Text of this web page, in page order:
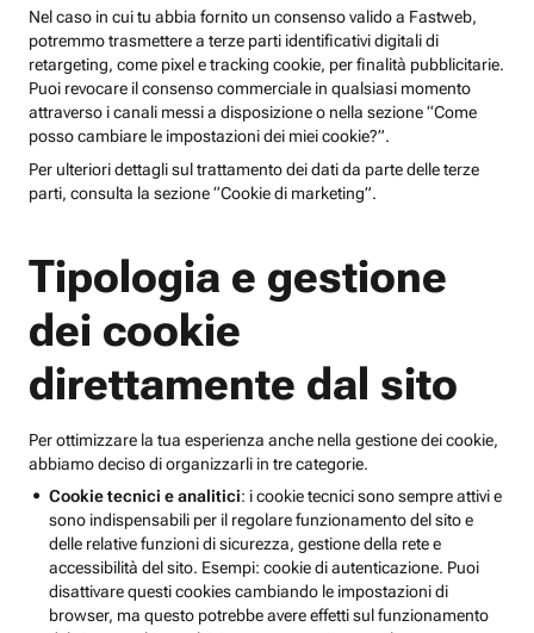
Nel caso in cui tu abbia fornito un consenso valido a Fastweb,
potremmo trasmettere a terze parti identificativi digitali di
retargeting, come pixel e tracking cookie, per finalità pubblicitarie.
Puoi revocare il consenso commerciale in qualsiasi momento
attraverso i canali messi a disposizione o nella sezione “Come
posso cambiare le impostazioni dei miei cookie?”.
Per ulteriori dettagli sul trattamento dei dati da parte delle terze
parti, consulta la sezione “Cookie di marketing”.
Tipologia e gestione
dei cookie
direttamente dal sito
Per ottimizzare la tua esperienza anche nella gestione dei cookie,
abbiamo deciso di organizzarli in tre categorie.
Cookie tecnici e analitici: i cookie tecnici sono sempre attivi e
sono indispensabili per il regolare funzionamento del sito e
delle relative funzioni di sicurezza, gestione della rete e
accessibilità del sito. Esempi: cookie di autenticazione. Puoi
disattivare questi cookies cambiando le impostazioni di
browser, ma questo potrebbe avere effetti sul funzionamento